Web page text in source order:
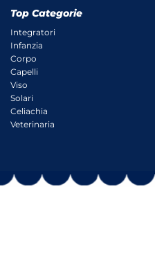
Top Categorie
Integratori
Infanzia
Corpo
Capelli
Viso
Solari
Celiachia
Veterinaria